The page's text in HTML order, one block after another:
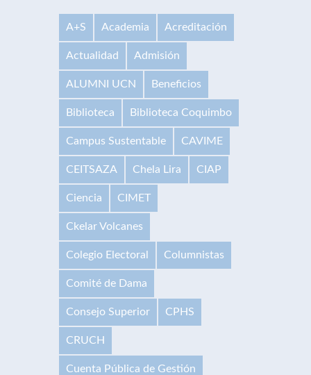
A+S Academia Acreditación
Actualidad Admisión
ALUMNI UCN Beneficios
Biblioteca Biblioteca Coquimbo
Campus Sustentable CAVIME
CEITSAZA Chela Lira CIAP
Ciencia CIMET
Ckelar Volcanes
Colegio Electoral Columnistas
Comité de Dama
Consejo Superior CPHS
CRUCH
Cuenta Pública de Gestión